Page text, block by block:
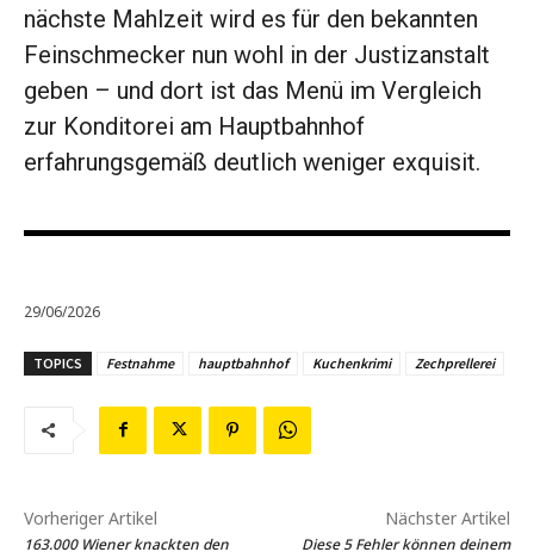
nächste Mahlzeit wird es für den bekannten
Feinschmecker nun wohl in der Justizanstalt
geben – und dort ist das Menü im Vergleich
zur Konditorei am Hauptbahnhof
erfahrungsgemäß deutlich weniger exquisit.
29/06/2026
TOPICS Festnahme hauptbahnhof Kuchenkrimi Zechprellerei
Vorheriger Artikel
163.000 Wiener knackten den
Nächster Artikel
Diese 5 Fehler können deinem